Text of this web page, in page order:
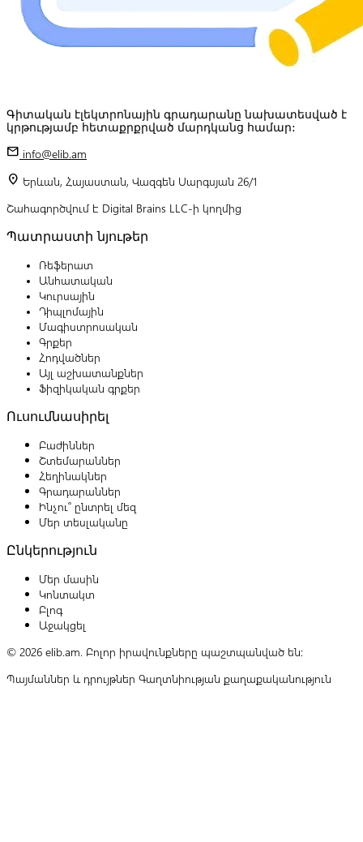
Գիտական էլեկտրոնային գրադարանը նախատեսված է
կրթությամբ հետաքրքրված մարդկանց համար:
mail info@elib.am
location_on Երևան, Հայաստան, Վազգեն Սարգսյան 26/1
Շահագործվում է Digital Brains LLC-ի կողմից
Պատրաստի նյութեր
Ռեֆերատ
Անհատական
Կուրսային
Դիպլոմային
Մագիստրոսական
Գրքեր
Հոդվածներ
Այլ աշխատանքներ
Ֆիզիկական գրքեր
Ուսումնասիրել
Բաժիններ
Շտեմարաններ
Հեղինակներ
Գրադարաններ
Ինչու՞ ընտրել մեզ
Մեր տեսլականը
Ընկերություն
Մեր մասին
Կոնտակտ
Բլոգ
Աջակցել
© 2026 elib.am. Բոլոր իրավունքները պաշտպանված են:
Պայմաններ և դրույթներ Գաղտնիության քաղաքականություն